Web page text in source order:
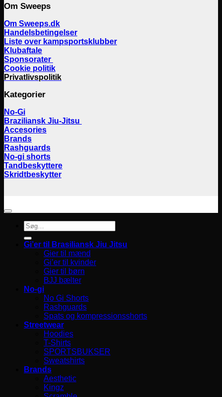
Om Sweeps
Om Sweeps.dk
Handelsbetingelser
Liste over kampsportsklubber
Klubaftale
Sponsorater
Cookie politik
Privatlivspolitik
Kategorier
No-Gi
Braziliansk Jiu-Jitsu
Accesories
Brands
Rashguards
No-gi shorts
Tandbeskyttere
Skridtbeskytter
Søg
efter:
Gi’er til Brasiliansk Jiu Jitsu
Gier til mænd
Gi’er til kvinder
Gier til børn
BJJ bælter
No-gi
No Gi Shorts
Rashguards
Spats og kompressionsshorts
Streetwear
Hoodies
T-Shirts
SPORTSBUKSER
Sweatshirts
Brands
Aesthetic
Kingz